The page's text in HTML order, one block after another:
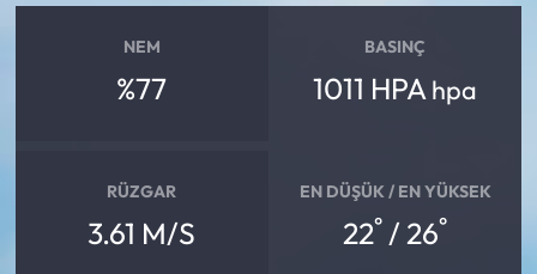
NEM
%77
BASINÇ
1011 HPA hpa
RÜZGAR
3.61 M/S
EN DÜŞÜK / EN YÜKSEK
22° / 26°